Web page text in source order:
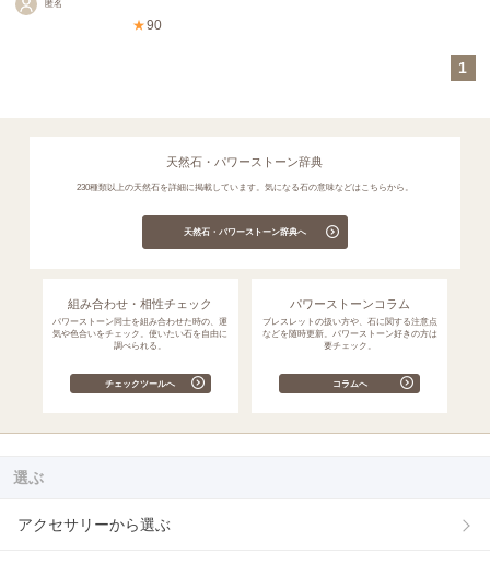
匿名
★90
1
天然石・パワーストーン辞典
230種類以上の天然石を詳細に掲載しています。気になる石の意味などはこちらから。
天然石・パワーストーン辞典へ
組み合わせ・相性チェック
パワーストーン同士を組み合わせた時の、運
気や色合いをチェック。使いたい石を自由に
調べられる。
チェックツールへ
パワーストーンコラム
ブレスレットの扱い方や、石に関する注意点
などを随時更新。パワーストーン好きの方は
要チェック。
コラムへ
選ぶ
アクセサリーから選ぶ